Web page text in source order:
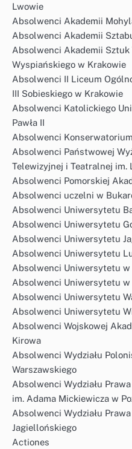
Lwowie
Absolwenci Akademii
Absolwenci Akademii
Absolwenci Akademii
Wyspiańskiego w Krakowie
Absolwenci II Liceum
III Sobieskiego w Krakowie
Absolwenci Katolickiego
Pawła II
Absolwenci
Absolwenci Państwowej
Telewizyjnej i Teatralnej im.
Absolwenci Pomorskiej
Absolwenci uczelni w
Absolwenci Uniwersytetu
Absolwenci Uniwersytetu
Absolwenci Uniwersytetu
Absolwenci Uniwersytetu
Absolwenci Uniwersytetu w
Absolwenci Uniwersytetu w
Absolwenci Uniwersytetu
Absolwenci Uniwersytetu
Absolwenci Wojskowej
Kirowa
Absolwenci Wydziału
Warszawskiego
Absolwenci Wydziału
im. Adama Mickiewicza w
Absolwenci Wydziału
Jagiellońskiego
Actiones